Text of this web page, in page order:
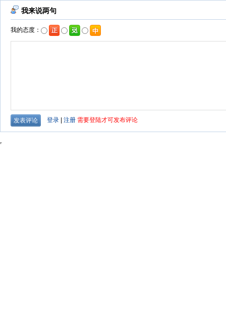
我来说两句
我的态度：
登录 注册 需要登陆才可发布评论